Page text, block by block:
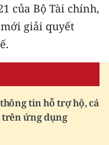
của Bộ Tài chính,
giải quyết
tin hỗ trợ hộ, cá
ứng dụng